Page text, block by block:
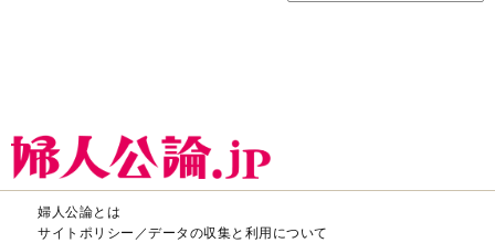
婦人公論とは
サイトポリシー／データの収集と利用について